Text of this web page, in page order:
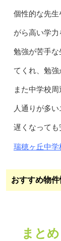
個性的な先
がら高い学力
勉強が苦手な
てくれ、勉強
また中学校
人通りが多
遅くなっても
瑞穂ヶ丘中学
おすすめ物件
まとめ